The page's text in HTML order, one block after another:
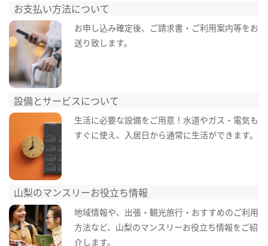
お支払い方法について
お申し込み確定後、ご請求書・ご利用案内等をお
送り致します。
設備とサービスについて
生活に必要な設備をご用意！水道やガス・電気も
すぐに使え、入居日から通常に生活ができます。
山梨のマンスリーお役立ち情報
地域情報や、出張・観光旅行・おすすめのご利用
方法など、山梨のマンスリーお役立ち情報をご紹
介します。